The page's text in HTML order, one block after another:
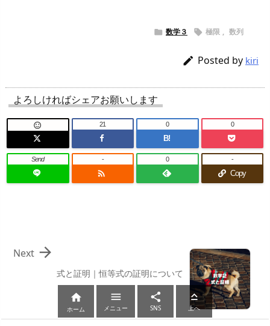
 数学３  極限 , 数列
 Posted by kiri
よろしければシェアお願いします
 21
B!
0 0
Send

- 0
Copy
-
式と証明｜恒等式の証明について

Next

ホーム

メニュー

SNS

上へ